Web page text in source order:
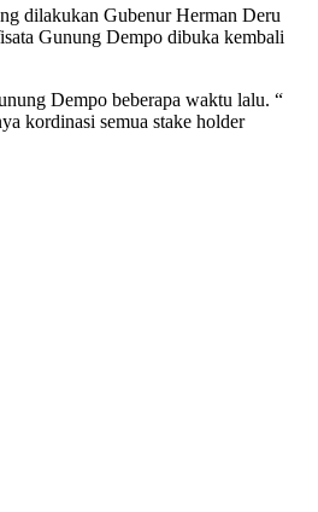
dilakukan Gubenur Herman Deru
Gunung Dempo dibuka kembali
Dempo beberapa waktu lalu. “
kordinasi semua stake holder